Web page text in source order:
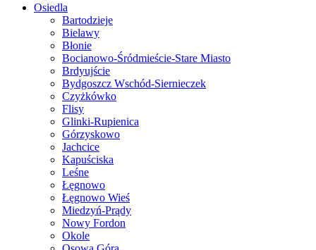
Osiedla
Bartodzieje
Bielawy
Błonie
Bocianowo-Śródmieście-Stare Miasto
Brdyujście
Bydgoszcz Wschód-Siernieczek
Czyżkówko
Flisy
Glinki-Rupienica
Górzyskowo
Jachcice
Kapuściska
Leśne
Łęgnowo
Łęgnowo Wieś
Miedzyń-Prądy
Nowy Fordon
Okole